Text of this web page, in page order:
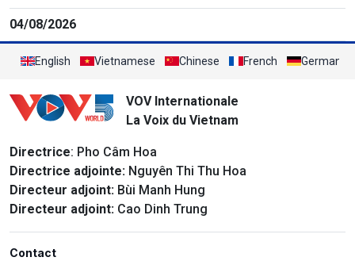
04/08/2026
English Vietnamese Chinese French German
VOV Internationale
La Voix du Vietnam
Directrice: Pho Câm Hoa
Directrice adjointe: Nguyên Thi Thu Hoa
Directeur adjoint: Bùi Manh Hung
Directeur adjoint: Cao Dinh Trung
Contact